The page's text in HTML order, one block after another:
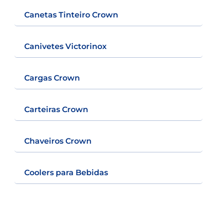
Canetas Tinteiro Crown
Canivetes Victorinox
Cargas Crown
Carteiras Crown
Chaveiros Crown
Coolers para Bebidas